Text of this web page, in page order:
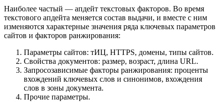
Наиболее частый — апдейт текстовых факторов. Во время
текстового апдейта меняется состав выдачи, и вместе с ним
изменяются характерные значения ряда ключевых параметров
сайтов и факторов ранжирования:
Параметры сайтов: тИЦ, HTTPS, домены, типы сайтов.
Свойства документов: размер, возраст, длина URL.
Запросозависимые факторы ранжирования: проценты
вхождений ключевых слов и синонимов, вхождения
слов в зоны документа.
Прочие параметры.